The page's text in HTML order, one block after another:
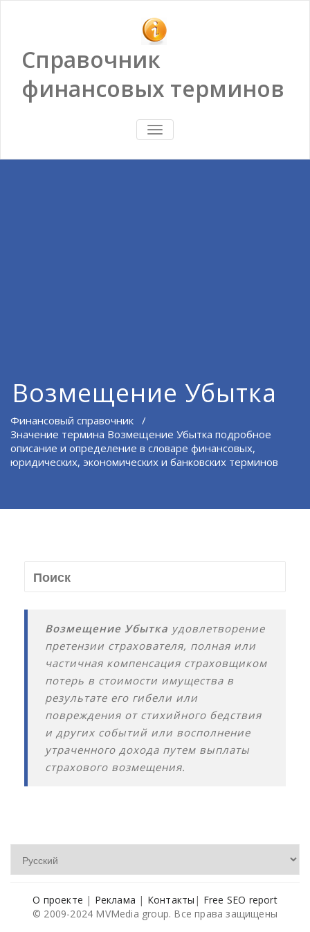
Справочник
финансовых терминов
ПОКАЗАТЬ/
СКРЫТЬ
Возмещение Убытка
Финансовый справочник /
Значение термина Возмещение Убытка подробное
описание и определение в словаре финансовых,
юридических, экономических и банковских терминов
Возмещение Убытка удовлетворение
претензии страхователя, полная или
частичная компенсация страховщиком
потерь в стоимости имущества в
результате его гибели или
повреждения от стихийного бедствия
и других событий или восполнение
утраченного дохода путем выплаты
страхового возмещения.
О проекте | Реклама | Контакты | Free SEO report
© 2009-2024 MVMedia group. Все права защищены